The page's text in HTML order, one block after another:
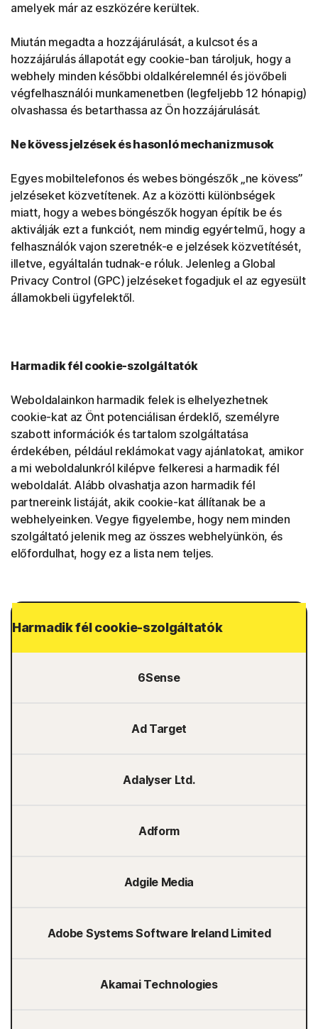
amelyek már az eszközére kerültek.
Miután megadta a hozzájárulását, a kulcsot és a
hozzájárulás állapotát egy cookie-ban tároljuk, hogy a
webhely minden későbbi oldalkérelemnél és jövőbeli
végfelhasználói munkamenetben (legfeljebb 12 hónapig)
olvashassa és betarthassa az Ön hozzájárulását.
Ne kövess jelzések és hasonló mechanizmusok
Egyes mobiltelefonos és webes böngészők „ne kövess”
jelzéseket közvetítenek. Az a közötti különbségek
miatt, hogy a webes böngészők hogyan építik be és
aktiválják ezt a funkciót, nem mindig egyértelmű, hogy a
felhasználók vajon szeretnék-e e jelzések közvetítését,
illetve, egyáltalán tudnak-e róluk. Jelenleg a Global
Privacy Control (GPC) jelzéseket fogadjuk el az egyesült
államokbeli ügyfelektől.
Harmadik fél cookie-szolgáltatók
Weboldalainkon harmadik felek is elhelyezhetnek
cookie-kat az Önt potenciálisan érdeklő, személyre
szabott információk és tartalom szolgáltatása
érdekében, például reklámokat vagy ajánlatokat, amikor
a mi weboldalunkról kilépve felkeresi a harmadik fél
weboldalát. Alább olvashatja azon harmadik fél
partnereink listáját, akik cookie-kat állítanak be a
webhelyeinken. Vegye figyelembe, hogy nem minden
szolgáltató jelenik meg az összes webhelyünkön, és
előfordulhat, hogy ez a lista nem teljes.
Harmadik fél cookie-szolgáltatók
6Sense
Ad Target
Adalyser Ltd.
Adform
Adgile Media
Adobe Systems Software Ireland Limited
Akamai Technologies